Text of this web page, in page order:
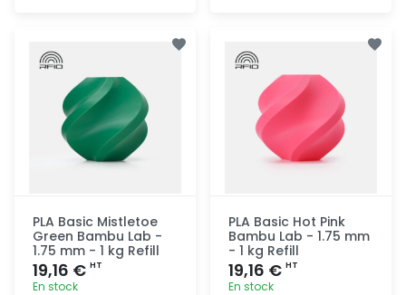
PLA Basic Mistletoe
Green Bambu Lab -
1.75 mm - 1 kg Refill
19,16 € HT
En stock
PLA Basic Hot Pink
Bambu Lab - 1.75 mm
- 1 kg Refill
19,16 € HT
En stock